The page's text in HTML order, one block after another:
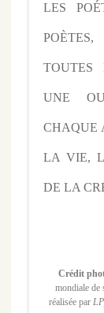
LES
TOUTES
UNE
CHAQUE
LA VIE,
DE LA
Crédit
mondiale de
réalisée par